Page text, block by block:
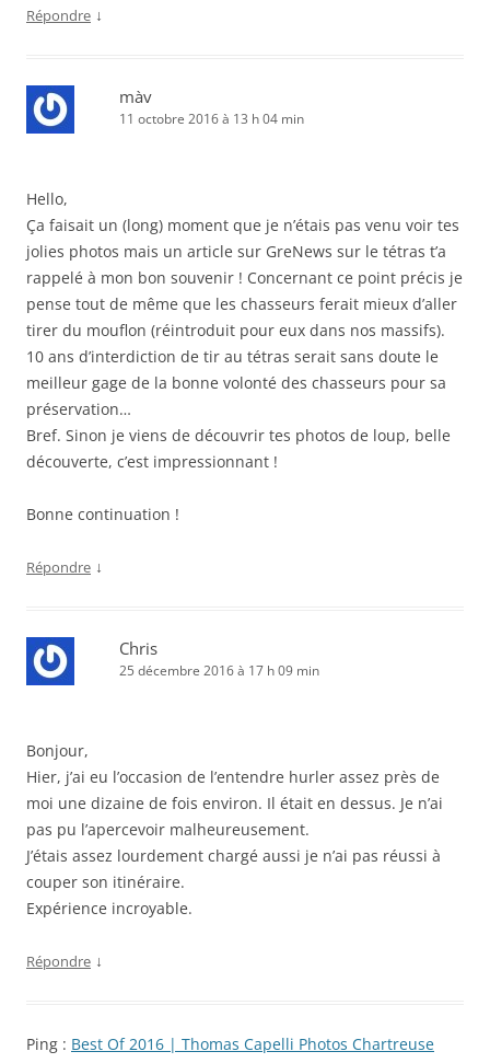
Répondre ↓
màv
11 octobre 2016 à 13 h 04 min
Hello,
Ça faisait un (long) moment que je n’étais pas venu voir tes
jolies photos mais un article sur GreNews sur le tétras t’a
rappelé à mon bon souvenir ! Concernant ce point précis je
pense tout de même que les chasseurs ferait mieux d’aller
tirer du mouflon (réintroduit pour eux dans nos massifs).
10 ans d’interdiction de tir au tétras serait sans doute le
meilleur gage de la bonne volonté des chasseurs pour sa
préservation…
Bref. Sinon je viens de découvrir tes photos de loup, belle
découverte, c’est impressionnant !
Bonne continuation !
Répondre ↓
Chris
25 décembre 2016 à 17 h 09 min
Bonjour,
Hier, j’ai eu l’occasion de l’entendre hurler assez près de
moi une dizaine de fois environ. Il était en dessus. Je n’ai
pas pu l’apercevoir malheureusement.
J’étais assez lourdement chargé aussi je n’ai pas réussi à
couper son itinéraire.
Expérience incroyable.
Répondre ↓
Ping : Best Of 2016 | Thomas Capelli Photos Chartreuse